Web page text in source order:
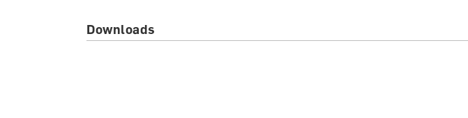
Downloads